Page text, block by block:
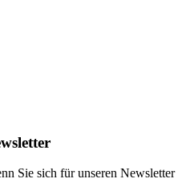
Sie sich für unseren Newsletter